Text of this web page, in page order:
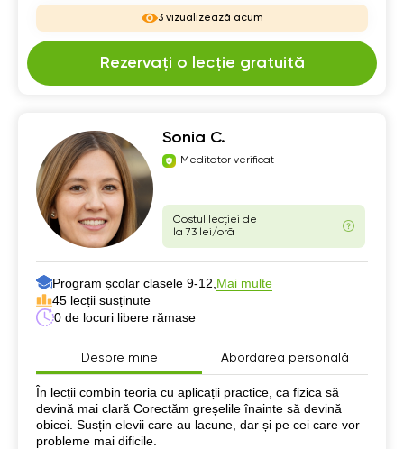
3 vizualizează acum
Rezervați o lecție gratuită
Sonia C.
Meditator verificat
Costul lecției de
la 73 lei/oră
Program școlar clasele 9-12, Mai multe
45 lecții susținute
0 de locuri libere rămase
Despre mine Abordarea personală
Despre mine
În lecții combin teoria cu aplicații practice, ca fizica să
devină mai clară Corectăm greșelile înainte să devină
obicei. Susțin elevii care au lacune, dar și pe cei care vor
probleme mai dificile.